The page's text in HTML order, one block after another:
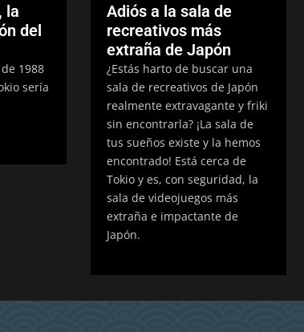
la
del
1988
sería
Adiós a la sala de
recreativos más
extraña de Japón
¿Estás harto de buscar una
sala de recreativos de Japón
realmente extravagante y friki
sin encontrarla? ¡La sala de
tus sueños existe y la hemos
encontrado! Está cerca de
Tokio y es, con seguridad, la
sala de videojuegos más
extraña e impactante de
Japón.